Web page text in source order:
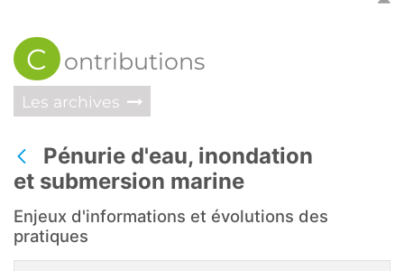
C ontributions
Les archives
Retour
Pénurie d'eau, inondation
et submersion marine
Enjeux d'informations et évolutions des
pratiques